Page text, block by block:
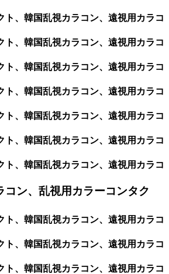
ト、韓国乱視カラコン、遠視用カラコ
ト、韓国乱視カラコン、遠視用カラコ
ト、韓国乱視カラコン、遠視用カラコ
ト、韓国乱視カラコン、遠視用カラコ
ト、韓国乱視カラコン、遠視用カラコ
ト、韓国乱視カラコン、遠視用カラコ
ト、韓国乱視カラコン、遠視用カラコ
ン、乱視用カラーコンタク
ト、韓国乱視カラコン、遠視用カラコ
ト、韓国乱視カラコン、遠視用カラコ
ト、韓国乱視カラコン、遠視用カラコ